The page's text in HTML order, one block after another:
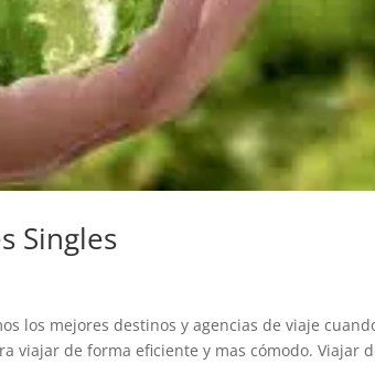
Singles
los mejores destinos y agencias de viaje
viajar de forma eficiente y mas cómodo. Viajar